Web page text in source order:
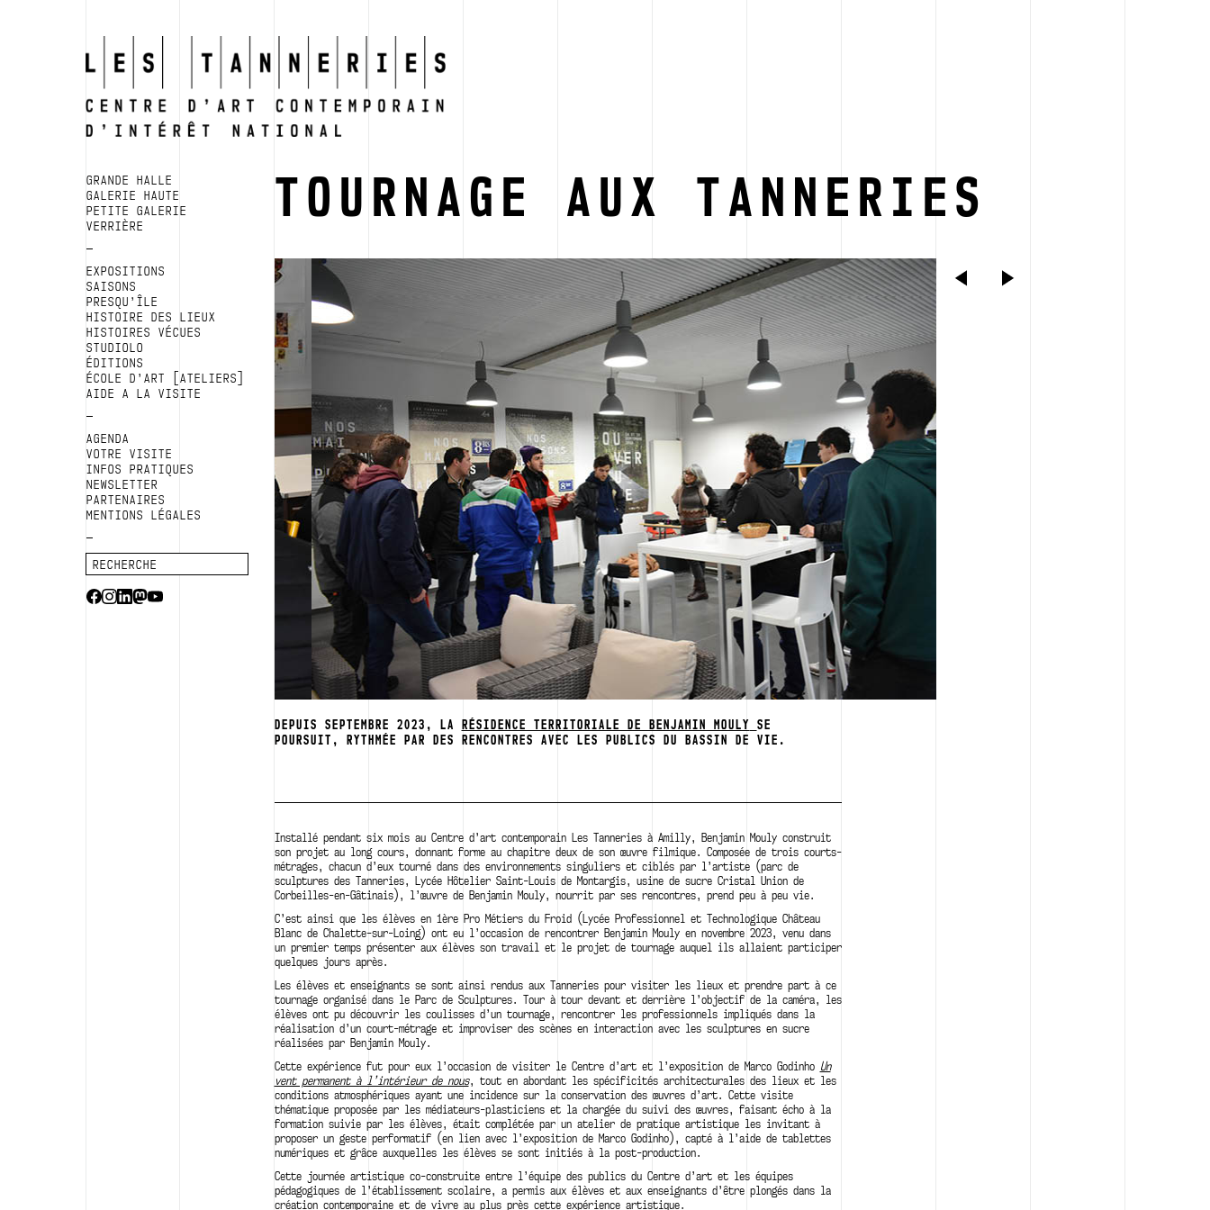
GRANDE HALLE
GALERIE HAUTE
PETITE GALERIE
VERRIÈRE
EXPOSITIONS
SAISONS
PRESQU’ÎLE
HISTOIRE DES LIEUX
HISTOIRES VÉCUES
STUDIOLO
ÉDITIONS
ÉCOLE D’ART [ATELIERS]
AIDE A LA VISITE
AGENDA
VOTRE VISITE
INFOS PRATIQUES
NEWSLETTER
PARTENAIRES
MENTIONS LÉGALES
TOURNAGE AUX TANNERIES
PRÉCÉDENT
DEPUIS SEPTEMBRE 2023, LA RÉSIDENCE TERRITORIALE DE BENJAMIN MOULY SE
POURSUIT, RYTHMÉE PAR DES RENCONTRES AVEC LES PUBLICS DU BASSIN DE VIE.
Installé pendant six mois au Centre d’art contemporain Les Tanneries à Amilly, Benjamin Mouly construit
son projet au long cours, donnant forme au chapitre deux de son œuvre filmique. Composée de trois courts-
métrages, chacun d’eux tourné dans des environnements singuliers et ciblés par l’artiste (parc de
sculptures des Tanneries, Lycée Hôtelier Saint-Louis de Montargis, usine de sucre Cristal Union de
Corbeilles-en-Gâtinais), l’œuvre de Benjamin Mouly, nourrit par ses rencontres, prend peu à peu vie.
C’est ainsi que les élèves en 1ère Pro Métiers du Froid (Lycée Professionnel et Technologique Château
Blanc de Chalette-sur-Loing) ont eu l’occasion de rencontrer Benjamin Mouly en novembre 2023, venu dans
un premier temps présenter aux élèves son travail et le projet de tournage auquel ils allaient participer
quelques jours après.
Les élèves et enseignants se sont ainsi rendus aux Tanneries pour visiter les lieux et prendre part à ce
tournage organisé dans le Parc de Sculptures. Tour à tour devant et derrière l’objectif de la caméra, les
élèves ont pu découvrir les coulisses d’un tournage, rencontrer les professionnels impliqués dans la
réalisation d’un court-métrage et improviser des scènes en interaction avec les sculptures en sucre
réalisées par Benjamin Mouly.
Cette expérience fut pour eux l’occasion de visiter le Centre d’art et l’exposition de Marco Godinho Un
vent permanent à l’intérieur de nous, tout en abordant les spécificités architecturales des lieux et les
conditions atmosphériques ayant une incidence sur la conservation des œuvres d’art. Cette visite
thématique proposée par les médiateurs-plasticiens et la chargée du suivi des œuvres, faisant écho à la
formation suivie par les élèves, était complétée par un atelier de pratique artistique les invitant à
proposer un geste performatif (en lien avec l’exposition de Marco Godinho), capté à l’aide de tablettes
numériques et grâce auxquelles les élèves se sont initiés à la post-production.
Cette journée artistique co-construite entre l’équipe des publics du Centre d’art et les équipes
pédagogiques de l’établissement scolaire, a permis aux élèves et aux enseignants d’être plongés dans la
création contemporaine et de vivre au plus près cette expérience artistique.